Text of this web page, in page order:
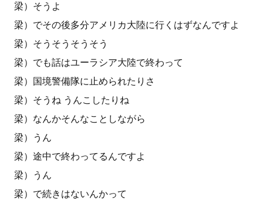
梁）そうよ
梁）でその後多分アメリカ大陸に行くはずなんですよ
梁）そうそうそうそう
梁）でも話はユーラシア大陸で終わって
梁）国境警備隊に止められたりさ
梁）そうね うんこしたりね
梁）なんかそんなことしながら
梁）うん
梁）途中で終わってるんですよ
梁）うん
梁）で続きはないんかって